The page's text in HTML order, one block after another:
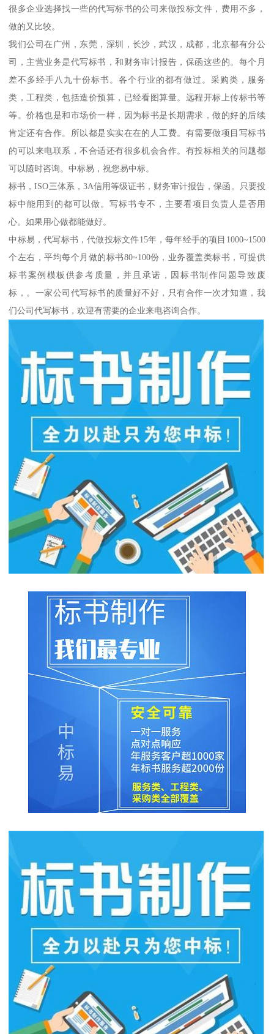
很多企业选择找一些的代写标书的公司来做投标文件，费用不多，
做的又比较。
我们公司在广州，东莞，深圳，长沙，武汉，成都，北京都有分公
司，主营业务是代写标书，和财务审计报告，保函这些的。每个月
差不多经手八九十份标书。各个行业的都有做过。采购类，服务
类，工程类，包括造价预算，已经看图算量。远程开标上传标书等
等。价格也是和市场价一样，因为标书是长期需求，做的好的后续
肯定还有合作。所以都是实实在在的人工费。有需要做项目写标书
的可以来电联系，不合适还有很多机会合作。有投标相关的问题都
可以随时咨询。中标易，祝您易中标。
标书，ISO三体系，3A信用等级证书，财务审计报告，保函。只要投
标中能用到的都可以做。写标书专不，主要看项目负责人是否用
心。如果用心做都能做好。
中标易，代写标书，代做投标文件15年，每年经手的项目1000~1500
个左右，平均每个月做的标书80~100份，业务覆盖类标书，可提供
标书案例模板供参考质量，并且承诺，因标书制作问题导致废
标，。一家公司代写标书的质量好不好，只有合作一次才知道，我
们公司代写标书，欢迎有需要的企业来电咨询合作。